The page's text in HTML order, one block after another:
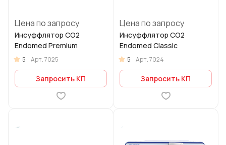
Цена по запросу
Инсуффлятор CO2
Endomed Premium
5 Арт.7025
Запросить КП
Цена по запросу
Инсуффлятор CO2
Endomed Classic
5 Арт.7024
Запросить КП